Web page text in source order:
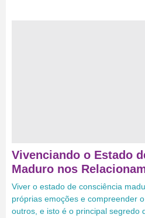
Vivenciando o Estado
Maduro nos
Viver o estado de consciência
próprias emoções e compreender
outros, e isto é o principal segredo